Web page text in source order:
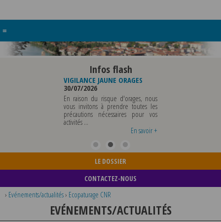
≡
Infos flash
VIGILANCE JAUNE ORAGES
30/07/2026
En raison du risque d'orages, nous
vous invitons à prendre toutes les
précautions nécessaires pour vos
activités ...
En savoir +
LE DOSSIER
CONTACTEZ-NOUS
› Evénements/actualités› Ecopaturage CNR
EVÉNEMENTS/ACTUALITÉS